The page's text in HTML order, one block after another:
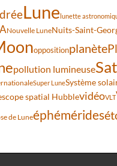
Lune lunette
Nouvelle LuneNuits-Saint-
oppositionplanète
pollution lumineuse
Super LuneSystème
spatial HubblevidéoVLT
de Luneéphémérides